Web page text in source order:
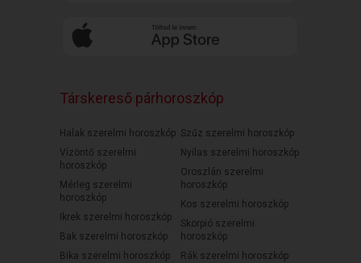
Társkereső párhoroszkóp
Halak szerelmi horoszkóp
Vízöntő szerelmi
horoszkóp
Mérleg szerelmi
horoszkóp
Ikrek szerelmi horoszkóp
Bak szerelmi horoszkóp
Bika szerelmi horoszkóp
Szűz szerelmi horoszkóp
Nyilas szerelmi horoszkóp
Oroszlán szerelmi
horoszkóp
Kos szerelmi horoszkóp
Skorpió szerelmi
horoszkóp
Rák szerelmi horoszkóp